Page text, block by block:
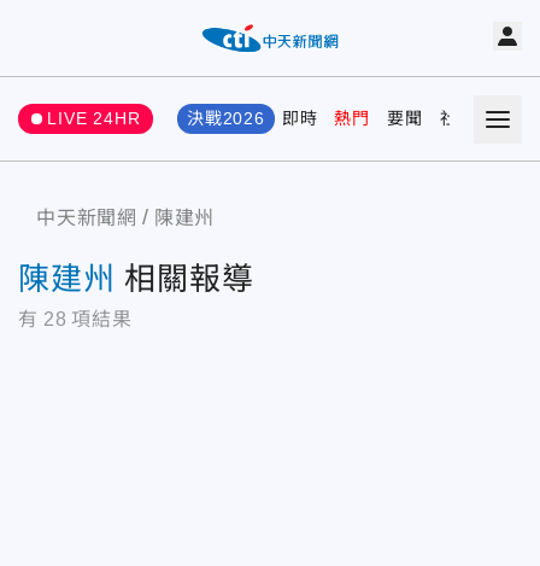
LIVE 24HR 決戰2026 即時 熱門 要聞 社會 娛樂
中天新聞網 陳建州
陳建州 相關報導
有 28 項結果